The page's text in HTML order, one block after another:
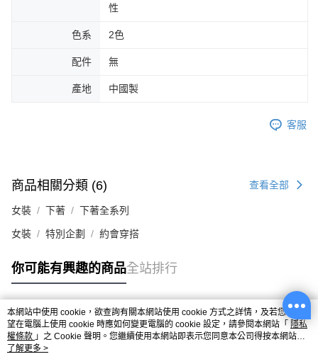
性
色系 2色
配件 無
產地 中國製
客服
商品相關分類 (6) 查看全部
女裝 下著 下著全系列
女裝 特別企劃 約會穿搭
你可能有興趣的商品全站排行
熱門標籤
本網站中使用 cookie，欲查詢有關本網站使用 cookie 方式之詳情，及若您不希
望在電腦上使用 cookie 時應如何變更電腦的 cookie 設定，請參閱本網站「 隱私
權條款 」之 Cookie 聲明。您繼續使用本網站即表示您同意本公司得按本網站使
用條款之 Cookie 聲明使用 cookie。
了解更多 >